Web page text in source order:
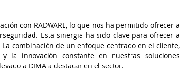
con RADWARE, lo que nos ha permitido ofrecer a
Esta sinergia ha sido clave para ofrecer a
combinación de un enfoque centrado en el cliente,
la innovación constante en nuestras soluciones
a DIMA a destacar en el sector.